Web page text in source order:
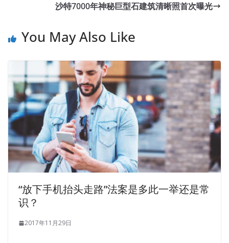
沙特7000年神秘巨型石建筑清晰照首次曝光
You May Also Like
“放下手机抬头走路”法案是多此一举还是常
识？
2017年11月29日